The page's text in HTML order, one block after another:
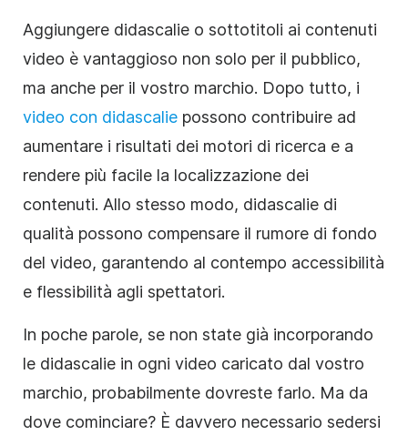
Aggiungere didascalie o sottotitoli ai contenuti
video è vantaggioso non solo per il pubblico,
ma anche per il vostro marchio. Dopo tutto, i
video con didascalie possono contribuire ad
aumentare i risultati dei motori di ricerca e a
rendere più facile la localizzazione dei
contenuti. Allo stesso modo, didascalie di
qualità possono compensare il rumore di fondo
del video, garantendo al contempo accessibilità
e flessibilità agli spettatori.
In poche parole, se non state già incorporando
le didascalie in ogni video caricato dal vostro
marchio, probabilmente dovreste farlo. Ma da
dove cominciare? È davvero necessario sedersi